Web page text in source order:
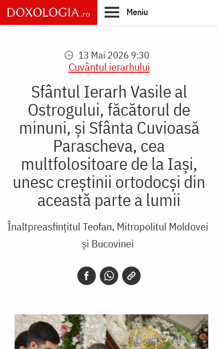
Skip
to
main
Meniu
13 Mai 2026 9:30
Cuvântul ierarhului
Sfântul Ierarh Vasile al
Ostrogului, făcătorul de
minuni, şi Sfânta Cuvioasă
Parascheva, cea
multfolositoare de la Iaşi,
unesc creştinii ortodocşi din
această parte a lumii
Înaltpreasfințitul Teofan, Mitropolitul Moldovei
și Bucovinei